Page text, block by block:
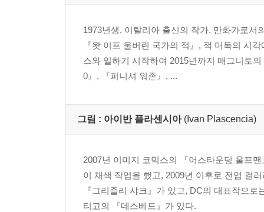
1973년생. 이탈리아 출신의 작가. 만화가로서
『왓 이프 울버린 국가의 적』, 잭 머독의 시
스와 일하기 시작하여 2015년까지 매그니토
0』, 『퍼니셔 워존』, ...
그림 : 아이반 플라센시아 (Ivan Plascencia)
2007년 이미지 코믹스의 『어스타운딩 울프
이 채색 작업을 했고, 2009년 이후로 전업 컬
『그리즐리 샤크』가 있고, DC의 대표작으
티고의 『데스베드』가 있다.